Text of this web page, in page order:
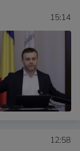
15:14
12:58